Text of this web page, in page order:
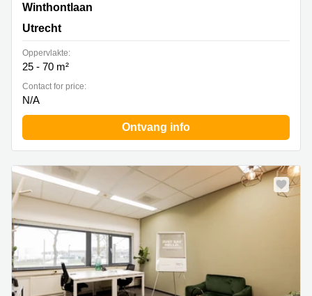
Winthontlaan 200, Utrecht
Winthontlaan
Utrecht
Oppervlakte:
25 - 70 m²
Contact for price:
N/A
Ontvang info